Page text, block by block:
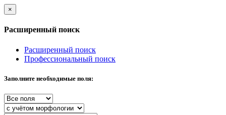
×
Расширенный поиск
Расширенный поиск
Профессиональный поиск
Заполните необходимые поля: